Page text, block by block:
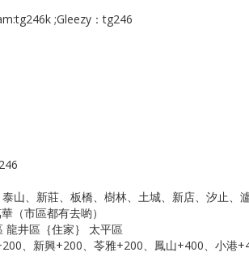
;Gleezy：tg246
山、新莊、板橋、樹林、土城、新店、汐止、
（市區都有去喲）
龍井區｛住家｝ 太平區
、新興+200、苓雅+200、鳳山+400、小港